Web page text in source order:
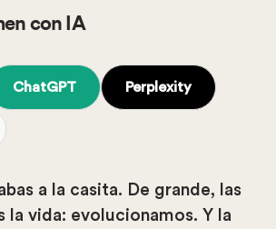
con IA
ChatGPT Perplexity
a la casita. De grande, las
la vida: evolucionamos. Y la